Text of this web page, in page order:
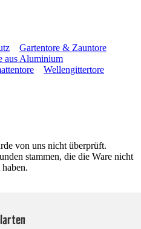
Gartentore & Zauntore
aus Aluminium
Wellengittertore
von uns nicht überprüft.
stammen, die die Ware nicht